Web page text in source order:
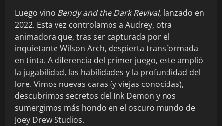
Luego vino Bendy and the Dark Revival, lanzado en
2022. Esta vez controlamos a Audrey, otra
animadora que, tras ser capturada por el
inquietante Wilson Arch, despierta transformada
en tinta. A diferencia del primer juego, este amplió
la jugabilidad, las habilidades y la profundidad del
lore. Vimos nuevas caras (y viejas conocidas),
descubrimos secretos del Ink Demon y nos
sumergimos más hondo en el oscuro mundo de
Joey Drew Studios.